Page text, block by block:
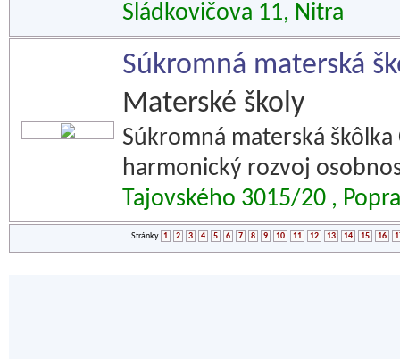
Sládkovičova 11, Nitra
Súkromná materská
Materské školy
Súkromná materská
harmonický rozvoj
Tajovského 3015/20 ,
Stránky 1 2 3 4 5 6 7 8 9 10 11 12 13 14 15 16